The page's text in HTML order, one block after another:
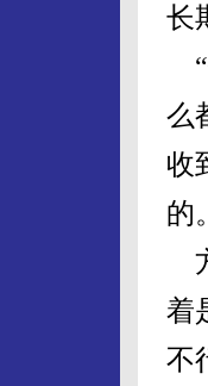
长
“
么
收
的
着
不